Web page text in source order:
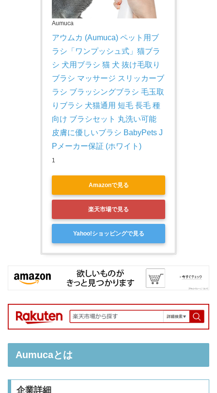
Aumuca
アウムカ (Aumuca) ペット用ブ
ラシ「ワンプッシュ式」猫ブラ
シ 犬用ブラシ 猫 犬 抜け毛取り
ブラシ マッサージ スリッカーブ
ラシ ブラッシングブラシ 毛玉取
りブラシ 犬猫通用 短毛 長毛 種
向け ブラシセット 丸洗い可能
皮膚に優しいブラシ BabyPets J
Pメーカー保証 (ホワイト)
1
Amazonで見る
楽天市場で見る
Yahoo!ショッピングで見る
Aumucaとは
企業詳細